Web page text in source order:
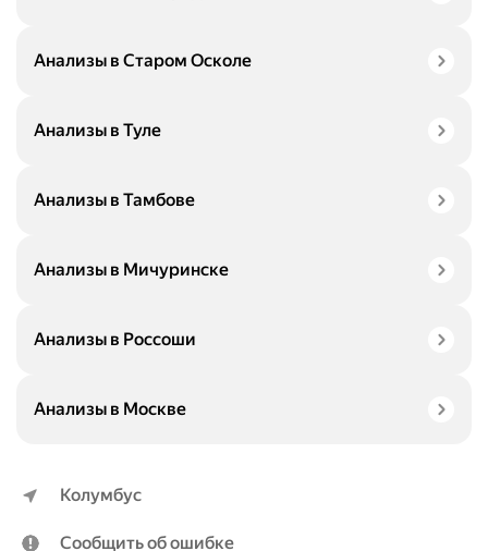
Анализы в Старом Осколе
Анализы в Туле
Анализы в Тамбове
Анализы в Мичуринске
Анализы в Россоши
Анализы в Москве
Колумбус
Сообщить об ошибке